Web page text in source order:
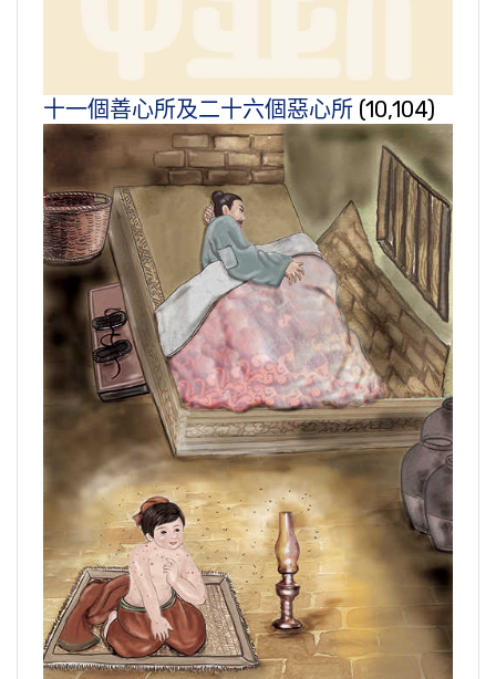
十一個善心所及二十六個惡心所 (10,104)